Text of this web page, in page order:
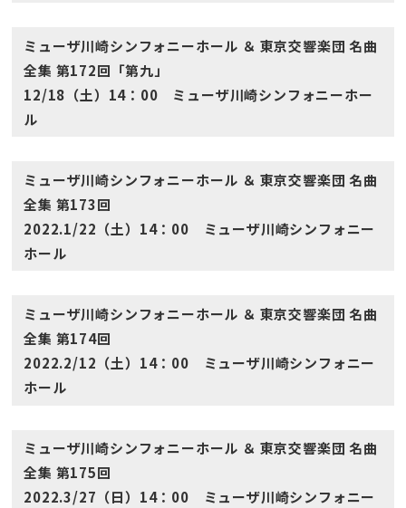
ミューザ川崎シンフォニーホール ＆ 東京交響楽団 名曲
全集 第172回「第九」
12/18（土）14：00 ミューザ川崎シンフォニーホー
ル
ミューザ川崎シンフォニーホール ＆ 東京交響楽団 名曲
全集 第173回
2022.1/22（土）14：00 ミューザ川崎シンフォニー
ホール
ミューザ川崎シンフォニーホール ＆ 東京交響楽団 名曲
全集 第174回
2022.2/12（土）14：00 ミューザ川崎シンフォニー
ホール
ミューザ川崎シンフォニーホール ＆ 東京交響楽団 名曲
全集 第175回
2022.3/27（日）14：00 ミューザ川崎シンフォニー